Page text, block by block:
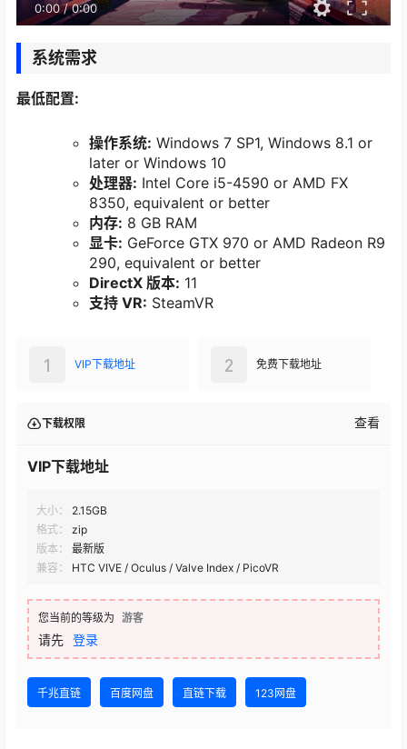
0:00/0:00
系统需求
最低配置:
操作系统: Windows 7 SP1, Windows 8.1 or
later or Windows 10
处理器: Intel Core i5-4590 or AMD FX
8350, equivalent or better
内存: 8 GB RAM
显卡: GeForce GTX 970 or AMD Radeon R9
290, equivalent or better
DirectX 版本: 11
支持 VR: SteamVR
VIP下载地址
1 免费下载地址
2
下载权限 查看
VIP下载地址
大小：
2.15GB
格式：
zip
版本：
最新版
兼容：
HTC VIVE / Oculus / Valve Index / PicoVR
您当前的等级为 游客
请先 登录
千兆直链 百度网盘 直链下载 123网盘